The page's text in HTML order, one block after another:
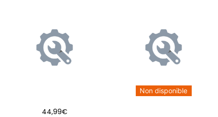
44,99€
Non disponible